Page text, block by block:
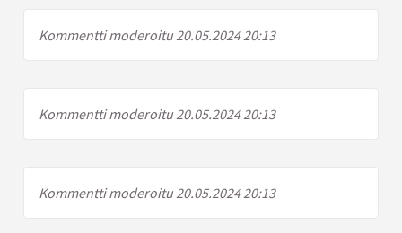
Kommentti moderoitu 20.05.2024 20:13
Kommentti moderoitu 20.05.2024 20:13
Kommentti moderoitu 20.05.2024 20:13